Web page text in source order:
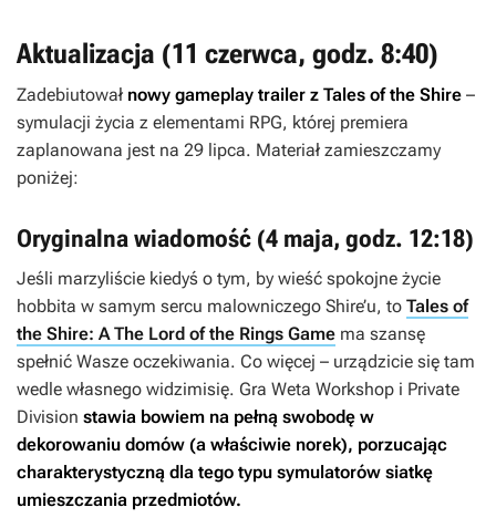
Aktualizacja (11 czerwca, godz. 8:40)
Zadebiutował nowy gameplay trailer z Tales of the Shire –
symulacji życia z elementami RPG, której premiera
zaplanowana jest na 29 lipca. Materiał zamieszczamy
poniżej:
Oryginalna wiadomość (4 maja, godz. 12:18)
Jeśli marzyliście kiedyś o tym, by wieść spokojne życie
hobbita w samym sercu malowniczego Shire’u, to Tales of
the Shire: A The Lord of the Rings Game ma szansę
spełnić Wasze oczekiwania. Co więcej – urządzicie się tam
wedle własnego widzimisię. Gra Weta Workshop i Private
Division stawia bowiem na pełną swobodę w
dekorowaniu domów (a właściwie norek), porzucając
charakterystyczną dla tego typu symulatorów siatkę
umieszczania przedmiotów.